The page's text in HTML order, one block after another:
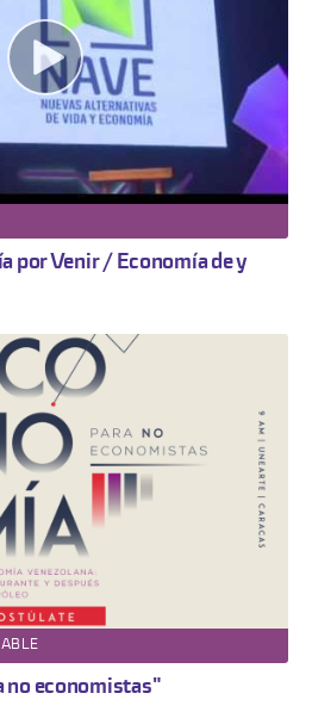
por Venir / Economía de y
no economistas"